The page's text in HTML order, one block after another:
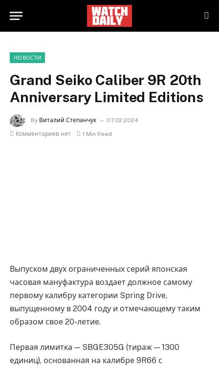
НОВОСТИ
Grand Seiko Caliber 9R 20th
Anniversary Limited Editions
By Виталий Степанчук
07.02.2024
Комментариев нет
1 Min Read
Выпуском двух ограниченных серий японская
часовая мануфактура воздает должное самому
первому калибру категории Spring Drive,
выпущенному в 2004 году и отмечающему таким
образом свое 20-летие.
Первая лимитка — SBGE305G (тираж — 1300
единиц), основанная на калибре 9R66 с